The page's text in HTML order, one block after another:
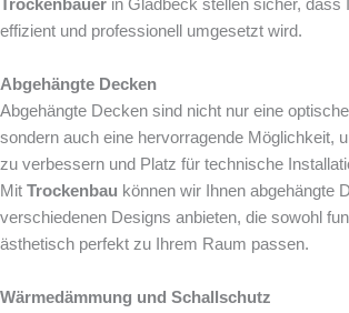
Trockenbauer in Gladbeck stellen sicher, dass
effizient und professionell umgesetzt wird.
Abgehängte Decken
Abgehängte Decken sind nicht nur eine
sondern auch eine hervorragende Möglichkeit,
zu verbessern und Platz für technische
Mit Trockenbau können wir Ihnen abgehängte
verschiedenen Designs anbieten, die sowohl
ästhetisch perfekt zu Ihrem Raum passen.
Wärmedämmung und Schallschutz